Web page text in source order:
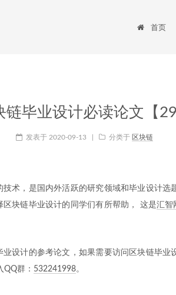
首页
链毕业设计必读论文【29
发表于 2020-09-13 分类于 区块链
技术，是国内外活跃的研究领域和毕业设计选
块链毕业设计的同学们有所帮助， 这是汇智
设计的参考论文，如果需要访问区块链毕业
QQ群： 532241998。